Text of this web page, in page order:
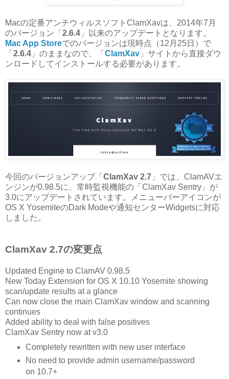
Macの定番アンチウィルスソフトClamXavは、2014年7月
のバージョン「 2.6.4 」以来のアップデートとなります。
Mac App Storeでのバージョンは現時点（12月25日）で
「 2.6.4 」のままなので、「 ClamXav 」サイトから直接ダウ
ンロードしてインストールする必要があります。
今回のバージョンアップ「 ClamXav 2.7 」では、ClamAVエ
ンジンが0.98.5に、常時監視機能の「ClamXav Sentry」が
3.0にアップデートされています。メニューバーアイコンが
OS X YosemiteのDark Modeや通知センターWidgetsに対応
しました。
ClamXav 2.7の変更点
Updated Engine to ClamAV 0.98.5
New Today Extension for OS X 10.10 Yosemite showing
scan/update results at a glance
Can now close the main ClamXav window and scanning
continues
Added ability to deal with false positives
ClamXav Sentry now at v3.0
Completely rewritten with new user interface
No need to provide admin username/password
on 10.7+